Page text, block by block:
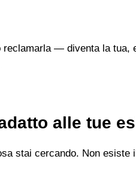
reclamarla — diventa la tua,
alle tue
stai cercando. Non